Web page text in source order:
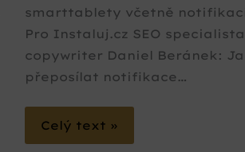
smarttablety včetně
Pro Instaluj.cz SEO
copywriter Daniel Beránek:
přeposílat notifikace…
Celý text »